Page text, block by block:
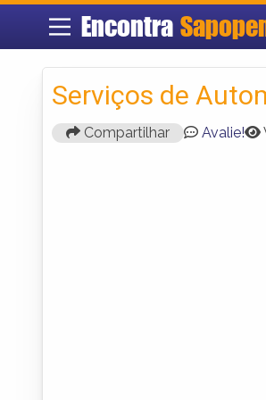
Encontra
Serviços de
Compartilhar Avalie!